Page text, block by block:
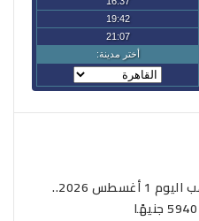
أسعار الذهب اليوم 1 أغسطس 2026..